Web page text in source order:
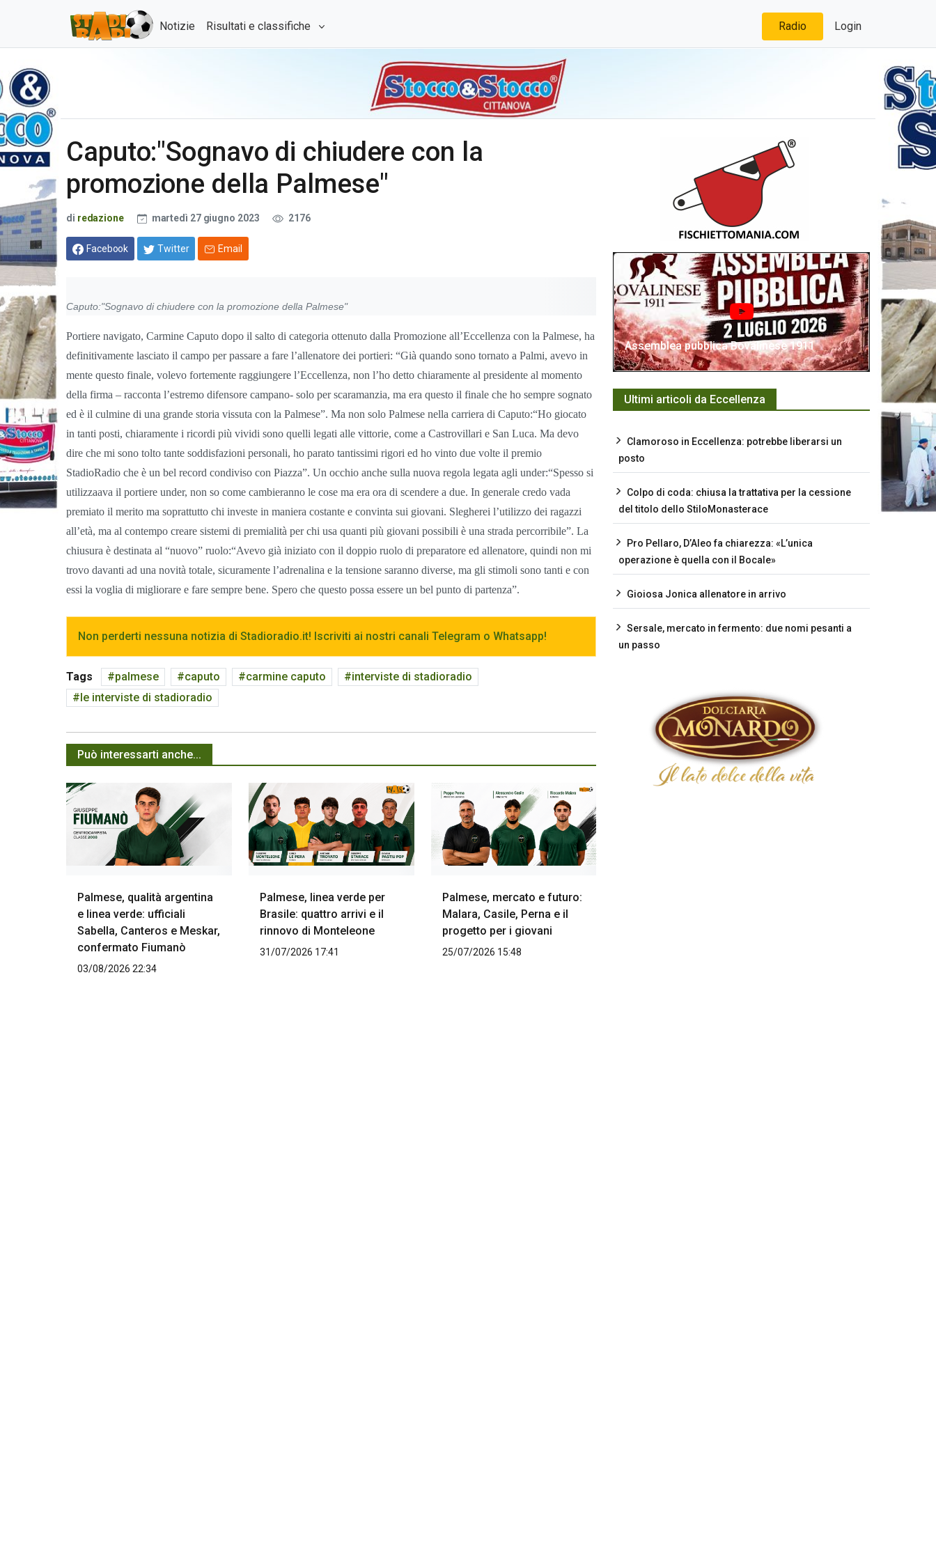
Notizie Risultati e classifiche Radio Login
Caputo:"Sognavo di chiudere con la
promozione della Palmese"
di redazione martedì 27 giugno 2023 2176
Facebook Twitter Email
Caputo:"Sognavo di chiudere con la promozione della Palmese"
Portiere navigato, Carmine Caputo dopo il salto di categoria ottenuto dalla Promozione all’Eccellenza con la Palmese, ha
definitivamente lasciato il campo per passare a fare l’allenatore dei portieri: “Già quando sono tornato a Palmi, avevo in
mente questo finale, volevo fortemente raggiungere l’Eccellenza, non l’ho detto chiaramente al presidente al momento
della firma – racconta l’estremo difensore campano- solo per scaramanzia, ma era questo il finale che ho sempre sognato
ed è il culmine di una grande storia vissuta con la Palmese”. Ma non solo Palmese nella carriera di Caputo:“Ho giocato
in tanti posti, chiaramente i ricordi più vividi sono quelli legati alle vittorie, come a Castrovillari e San Luca. Ma devo
dire che mi sono tolto tante soddisfazioni personali, ho parato tantissimi rigori ed ho vinto due volte il premio
StadioRadio che è un bel record condiviso con Piazza”. Un occhio anche sulla nuova regola legata agli under:“Spesso si
utilizzaava il portiere under, non so come cambieranno le cose ma era ora di scendere a due. In generale credo vada
premiato il merito ma soprattutto chi investe in maniera costante e convinta sui giovani. Slegherei l’utilizzo dei ragazzi
all’età, ma al contempo creare sistemi di premialità per chi usa quanti più giovani possibili è una strada percorribile”. La
chiusura è destinata al “nuovo” ruolo:“Avevo già iniziato con il doppio ruolo di preparatore ed allenatore, quindi non mi
trovo davanti ad una novità totale, sicuramente l’adrenalina e la tensione saranno diverse, ma gli stimoli sono tanti e con
essi la voglia di migliorare e fare sempre bene. Spero che questo possa essere un bel punto di partenza”.
Non perderti nessuna notizia di Stadioradio.it! Iscriviti ai nostri canali Telegram o Whatsapp!
Tags palmese caputo carmine caputo
interviste di stadioradio
le interviste di stadioradio
Può interessarti anche...
Palmese, qualità argentina
e linea verde: ufficiali
Sabella, Canteros e Meskar,
confermato Fiumanò
03/08/2026 22:34
Palmese, linea verde per
Brasile: quattro arrivi e il
rinnovo di Monteleone
31/07/2026 17:41
Palmese, mercato e futuro:
Malara, Casile, Perna e il
progetto per i giovani
25/07/2026 15:48
Assemblea pubblica Bovalinese 1911
Ultimi articoli da Eccellenza
Clamoroso in Eccellenza: potrebbe liberarsi un
posto
Colpo di coda: chiusa la trattativa per la cessione
del titolo dello StiloMonasterace
Pro Pellaro, D’Aleo fa chiarezza: «L’unica
operazione è quella con il Bocale»
Gioiosa Jonica allenatore in arrivo
Sersale, mercato in fermento: due nomi pesanti a
un passo